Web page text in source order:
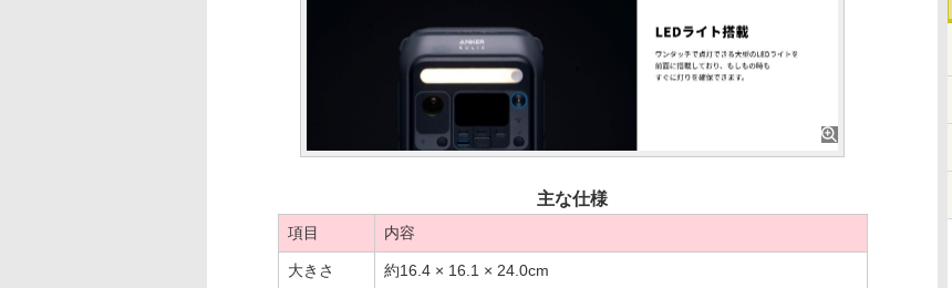
主な仕様
項目 内容
大きさ 約16.4 × 16.1 × 24.0cm